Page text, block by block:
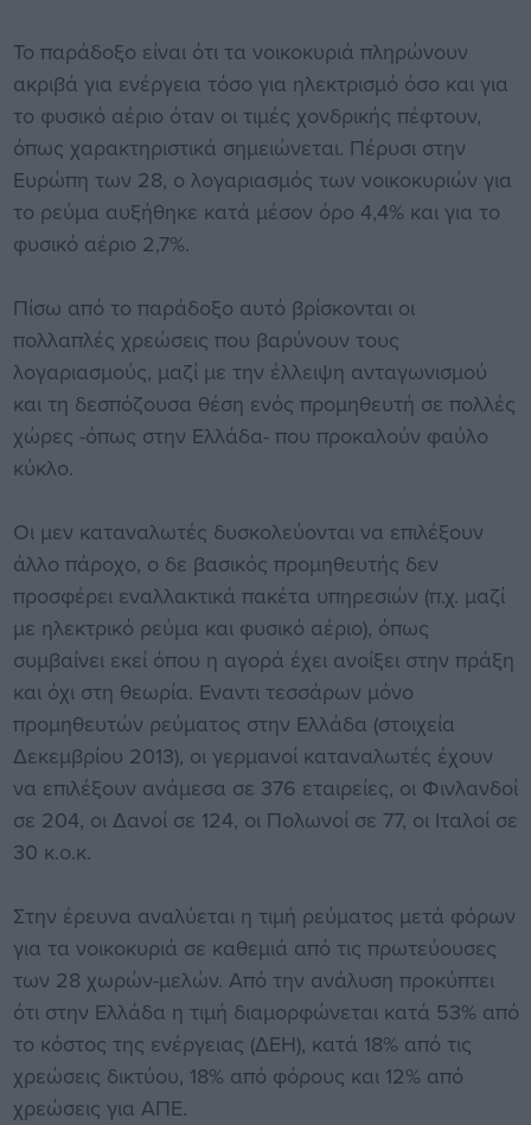
Το παράδοξο είναι ότι τα νοικοκυριά πληρώνουν
ακριβά για ενέργεια τόσο για ηλεκτρισμό όσο και για
το φυσικό αέριο όταν οι τιμές χονδρικής πέφτουν,
όπως χαρακτηριστικά σημειώνεται. Πέρυσι στην
Ευρώπη των 28, ο λογαριασμός των νοικοκυριών για
το ρεύμα αυξήθηκε κατά μέσον όρο 4,4% και για το
φυσικό αέριο 2,7%.
Πίσω από το παράδοξο αυτό βρίσκονται οι
πολλαπλές χρεώσεις που βαρύνουν τους
λογαριασμούς, μαζί με την έλλειψη ανταγωνισμού
και τη δεσπόζουσα θέση ενός προμηθευτή σε πολλές
χώρες -όπως στην Ελλάδα- που προκαλούν φαύλο
κύκλο.
Οι μεν καταναλωτές δυσκολεύονται να επιλέξουν
άλλο πάροχο, ο δε βασικός προμηθευτής δεν
προσφέρει εναλλακτικά πακέτα υπηρεσιών (π.χ. μαζί
με ηλεκτρικό ρεύμα και φυσικό αέριο), όπως
συμβαίνει εκεί όπου η αγορά έχει ανοίξει στην πράξη
και όχι στη θεωρία. Εναντι τεσσάρων μόνο
προμηθευτών ρεύματος στην Ελλάδα (στοιχεία
Δεκεμβρίου 2013), οι γερμανοί καταναλωτές έχουν
να επιλέξουν ανάμεσα σε 376 εταιρείες, οι Φινλανδοί
σε 204, οι Δανοί σε 124, οι Πολωνοί σε 77, οι Ιταλοί σε
30 κ.ο.κ.
Στην έρευνα αναλύεται η τιμή ρεύματος μετά φόρων
για τα νοικοκυριά σε καθεμιά από τις πρωτεύουσες
των 28 χωρών-μελών. Από την ανάλυση προκύπτει
ότι στην Ελλάδα η τιμή διαμορφώνεται κατά 53% από
το κόστος της ενέργειας (ΔΕΗ), κατά 18% από τις
χρεώσεις δικτύου, 18% από φόρους και 12% από
χρεώσεις για ΑΠΕ.